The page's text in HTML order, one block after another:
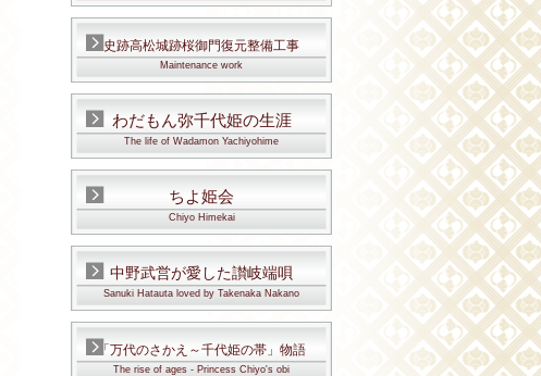
史跡高松城跡桜御門復元整備工事
Maintenance work
わだもん弥千代姫の生涯
The life of Wadamon Yachiyohime
ちよ姫会
Chiyo Himekai
中野武営が愛した讃岐端唄
Sanuki Hatauta loved by Takenaka Nakano
「万代のさかえ～千代姫の帯」物語
The rise of ages - Princess Chiyo's obi